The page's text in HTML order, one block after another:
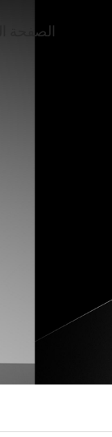
الصفحة